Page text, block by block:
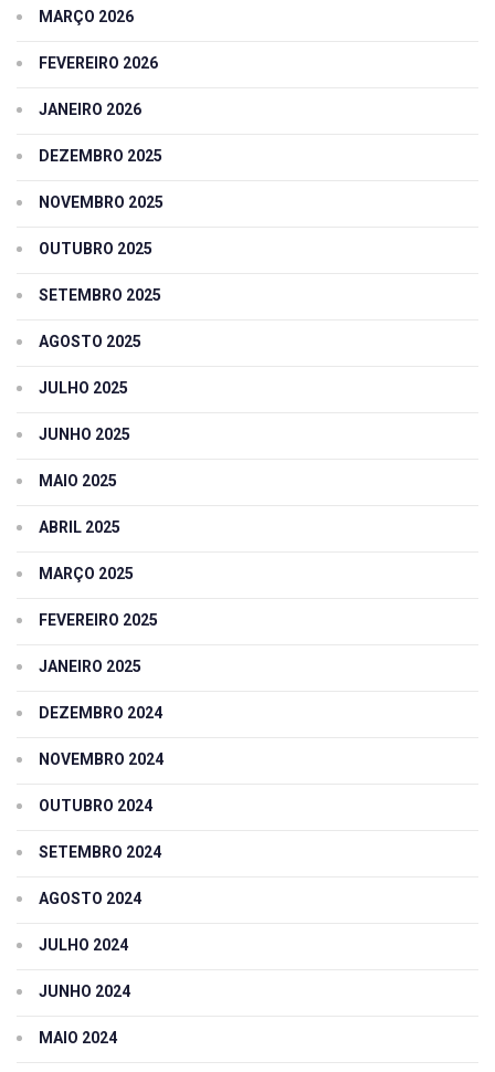
MARÇO 2026
FEVEREIRO 2026
JANEIRO 2026
DEZEMBRO 2025
NOVEMBRO 2025
OUTUBRO 2025
SETEMBRO 2025
AGOSTO 2025
JULHO 2025
JUNHO 2025
MAIO 2025
ABRIL 2025
MARÇO 2025
FEVEREIRO 2025
JANEIRO 2025
DEZEMBRO 2024
NOVEMBRO 2024
OUTUBRO 2024
SETEMBRO 2024
AGOSTO 2024
JULHO 2024
JUNHO 2024
MAIO 2024